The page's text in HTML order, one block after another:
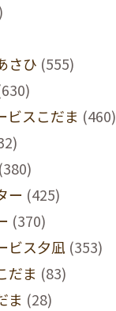
さひ (555)
ビスこだま (460)
(380)
ー (425)
(370)
ビス夕凪 (353)
だま (83)
ま (28)